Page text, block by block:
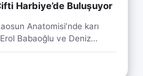
Harbiye’de Buluşuyor
Anatomisi’nde karı
Babaoğlu ve Deniz
Perşembe) Harbiye...